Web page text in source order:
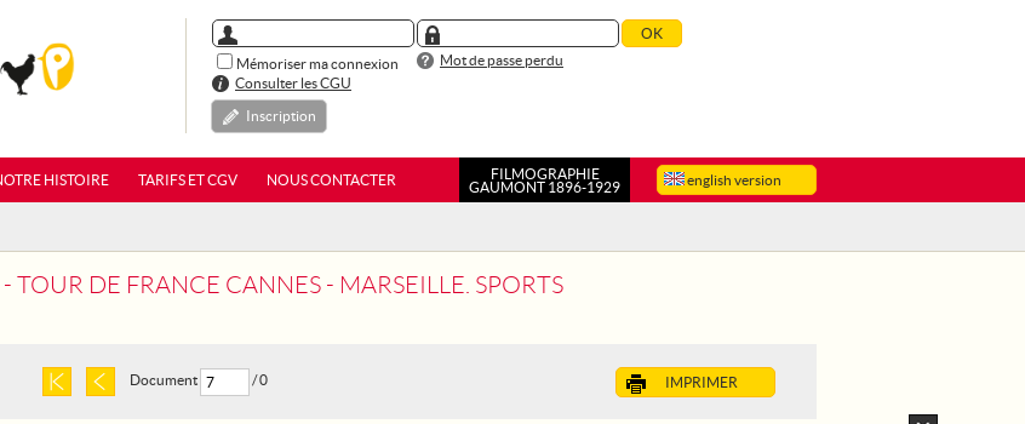
Mémoriser ma connexion
Mot de passe perdu
Consulter les CGU
Inscription
english version
HISTOIRE TARIFS ET CGV NOUS CONTACTER
FILMOGRAPHIE
GAUMONT 1896-1929
DE FRANCE CANNES - MARSEILLE. SPORTS
IMPRIMER
Document / 0